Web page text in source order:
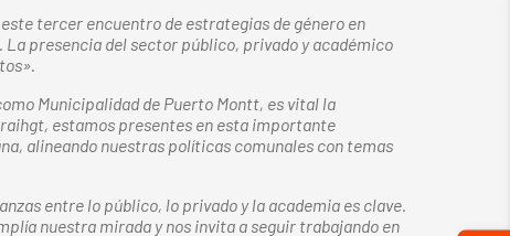
tercer encuentro de estrategias de género en
presencia del sector público, privado y académico
Municipalidad de Puerto Montt, es vital la
estamos presentes en esta importante
alineando nuestras políticas comunales con temas
entre lo público, lo privado y la academia es clave.
nuestra mirada y nos invita a seguir trabajando en